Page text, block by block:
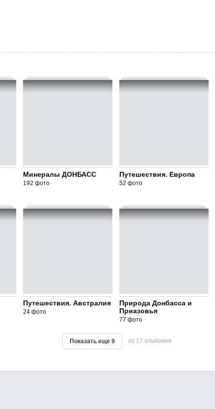
Минералы ДОНБАСС
192 фото
Путешествия. Европа
52 фото
Путешествия. Австралия
24 фото
Природа Донбасса и
Приазовья
77 фото
Показать еще 9 из 17 альбомов